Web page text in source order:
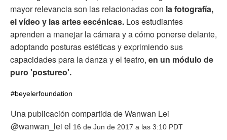
mayor relevancia son las relacionadas con la fotografía,
el vídeo y las artes escénicas. Los estudiantes
aprenden a manejar la cámara y a cómo ponerse delante,
adoptando posturas estéticas y exprimiendo sus
capacidades para la danza y el teatro, en un módulo de
puro 'postureo'.
#beyelerfoundation
Una publicación compartida de Wanwan Lei
@wanwan_lei el 16 de Jun de 2017 a las 3:10 PDT